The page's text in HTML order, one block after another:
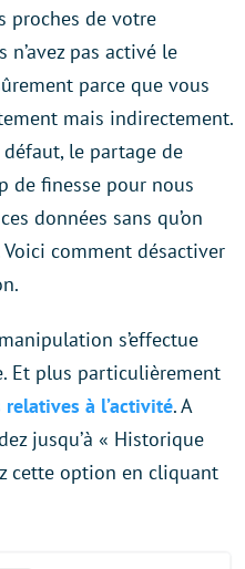
proches de votre
pas activé le
parce que vous
mais indirectement.
le partage de
de finesse pour nous
données sans qu’on
Voici comment désactiver
s’effectue
Et plus particulièrement
relatives à l’activité. A
jusqu’à « Historique
cette option en cliquant